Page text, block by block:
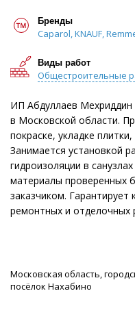
Бренды
Caparol, KNAUF,
Виды работ
Общестроительные
ИП Абдуллаев Мехриддин
в Московской области.
покраске, укладке
Занимается установкой
гидроизоляции в
материалы проверенных
заказчиком. Гарантирует
ремонтных и отделочных
Московская область,
посёлок Нахабино